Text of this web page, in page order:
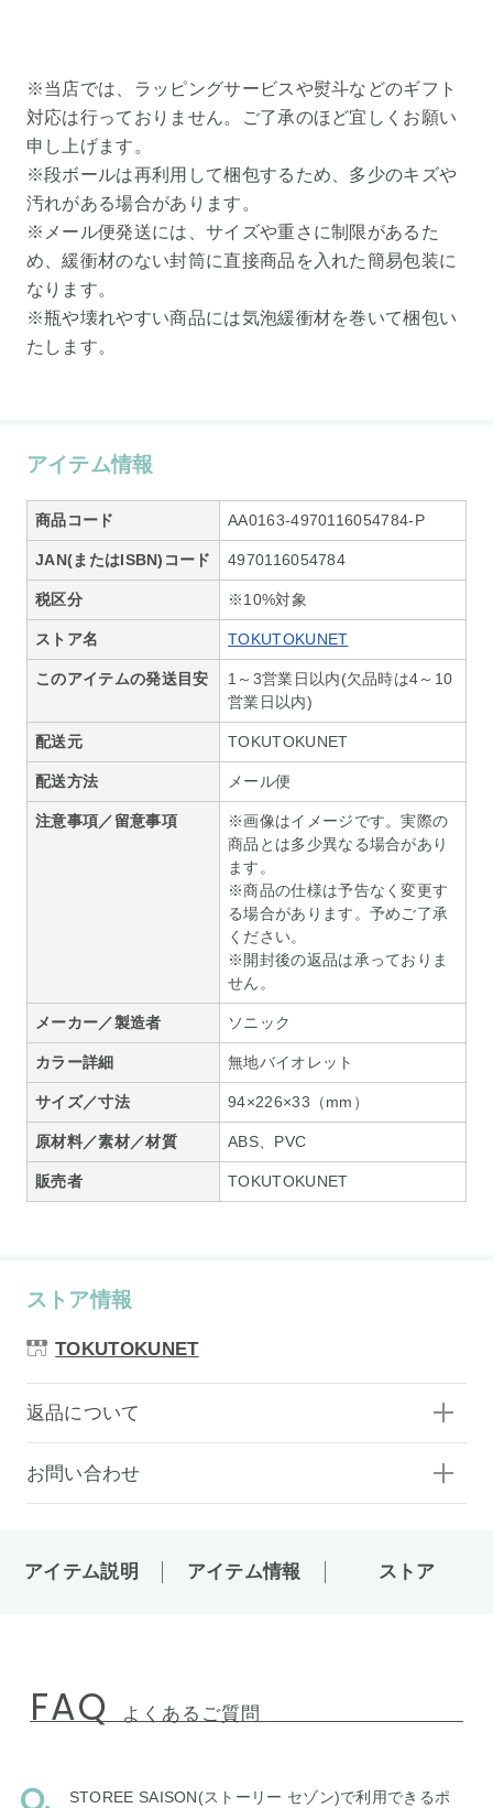
※当店では、ラッピングサービスや熨斗などのギフト
対応は行っておりません。ご了承のほど宜しくお願い
申し上げます。
※段ボールは再利用して梱包するため、多少のキズや
汚れがある場合があります。
※メール便発送には、サイズや重さに制限があるた
め、緩衝材のない封筒に直接商品を入れた簡易包装に
なります。
※瓶や壊れやすい商品には気泡緩衝材を巻いて梱包い
たします。
アイテム情報
商品コード AA0163-4970116054784-P
JAN(またはISBN)コード 4970116054784
税区分 ※10%対象
ストア名 TOKUTOKUNET
このアイテムの発送目安
1～3営業日以内(欠品時は4～10
営業日以内)
配送元 TOKUTOKUNET
配送方法 メール便
注意事項／留意事項
※画像はイメージです。実際の
商品とは多少異なる場合があり
ます。
※商品の仕様は予告なく変更す
る場合があります。予めご了承
ください。
※開封後の返品は承っておりま
せん。
メーカー／製造者 ソニック
カラー詳細 無地バイオレット
サイズ／寸法 94×226×33（mm）
原材料／素材／材質 ABS、PVC
販売者 TOKUTOKUNET
ストア情報
TOKUTOKUNET
返品について
お問い合わせ
アイテム説明 アイテム情報 ストア
FAQ よくあるご質問
STOREE SAISON(ストーリー セゾン)で利用できるポ